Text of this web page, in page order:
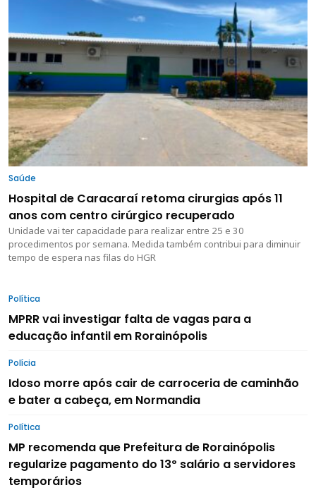
Saúde
Hospital de Caracaraí retoma cirurgias após 11
anos com centro cirúrgico recuperado
Unidade vai ter capacidade para realizar entre 25 e 30
procedimentos por semana. Medida também contribui para diminuir
tempo de espera nas filas do HGR
Política
MPRR vai investigar falta de vagas para a
educação infantil em Rorainópolis
Polícia
Idoso morre após cair de carroceria de caminhão
e bater a cabeça, em Normandia
Política
MP recomenda que Prefeitura de Rorainópolis
regularize pagamento do 13º salário a servidores
temporários